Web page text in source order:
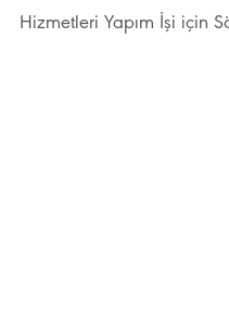
Hizmetleri Yapım İşi için